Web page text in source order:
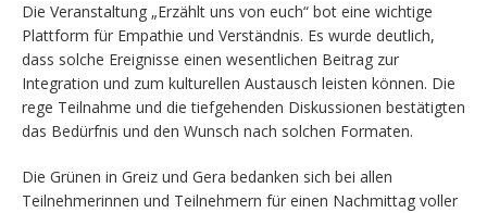
Die Veranstaltung „Erzählt uns von euch“ bot eine wichtige
Plattform für Empathie und Verständnis. Es wurde deutlich,
dass solche Ereignisse einen wesentlichen Beitrag zur
Integration und zum kulturellen Austausch leisten können. Die
rege Teilnahme und die tiefgehenden Diskussionen bestätigten
das Bedürfnis und den Wunsch nach solchen Formaten.
Die Grünen in Greiz und Gera bedanken sich bei allen
Teilnehmerinnen und Teilnehmern für einen Nachmittag voller